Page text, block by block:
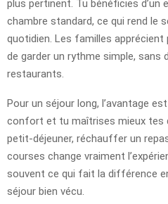
plus pertinent. Tu bénéficies d’un
chambre standard, ce qui rend le
quotidien. Les familles
de garder un rythme simple, sans
restaurants.
Pour un séjour long, l’avantage
confort et tu maîtrises mieux tes
petit-déjeuner, réchauffer un
courses change vraiment
souvent ce qui fait la différence
séjour bien vécu.